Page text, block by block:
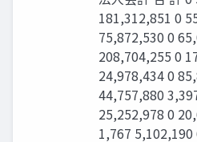
181,312,851 0
75,872,530 0
208,704,255 0
24,978,434 0
44,757,880
25,252,978 0
1,767 5,102,190